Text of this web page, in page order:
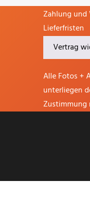
Zahlung und
Lieferfristen
Vertrag
Alle Fotos +
unterliegen